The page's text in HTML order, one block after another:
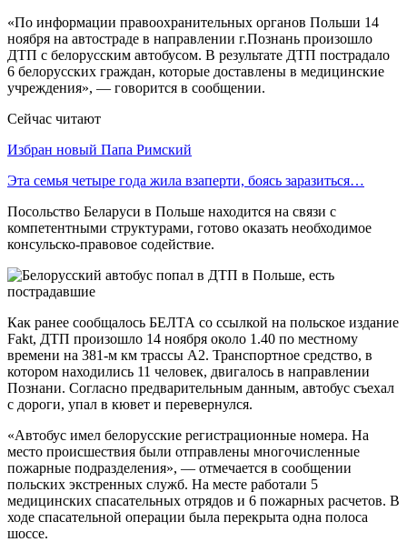
«По информации правоохранительных органов Польши 14
ноября на автостраде в направлении г.Познань произошло
ДТП с белорусским автобусом. В результате ДТП пострадало
6 белорусских граждан, которые доставлены в медицинские
учреждения», — говорится в сообщении.
Сейчас читают
Избран новый Папа Римский
Эта семья четыре года жила взаперти, боясь заразиться…
Посольство Беларуси в Польше находится на связи с
компетентными структурами, готово оказать необходимое
консульско-правовое содействие.
Как ранее сообщалось БЕЛТА со ссылкой на польское издание
Fakt, ДТП произошло 14 ноября около 1.40 по местному
времени на 381-м км трассы А2. Транспортное средство, в
котором находились 11 человек, двигалось в направлении
Познани. Согласно предварительным данным, автобус съехал
с дороги, упал в кювет и перевернулся.
«Автобус имел белорусские регистрационные номера. На
место происшествия были отправлены многочисленные
пожарные подразделения», — отмечается в сообщении
польских экстренных служб. На месте работали 5
медицинских спасательных отрядов и 6 пожарных расчетов. В
ходе спасательной операции была перекрыта одна полоса
шоссе.